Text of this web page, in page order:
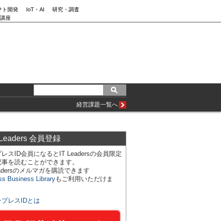
ト開発 IoT・AI
研究・調査
座
経営課題一覧へ
会員登録
スID会員になるとIT Leadersの会員限定
を読むことができます。
のメルマガを購読できます
Business Libraryもご利用いただけま
プレスIDとは